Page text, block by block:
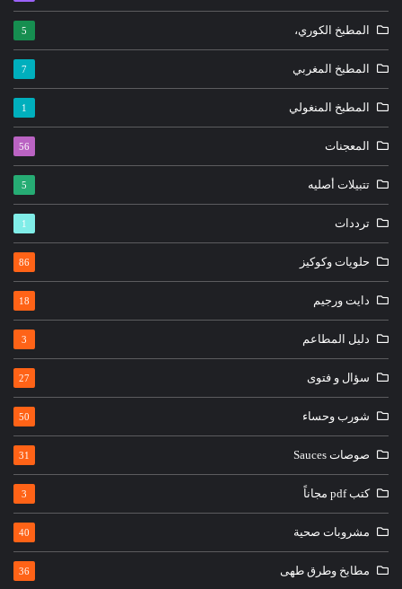
المطبخ الكوري، 5
المطبخ المغربي 7
المطبخ المنغولي 1
المعجنات 56
تتبيلات أصليه 5
ترددات 1
حلويات وكوكيز 86
دايت ورجيم 18
دليل المطاعم 3
سؤال و فتوى 27
شورب وحساء 50
صوصات Sauces 31
كتب pdf مجاناً 3
مشروبات صحية 40
مطابخ وطرق طهى 36